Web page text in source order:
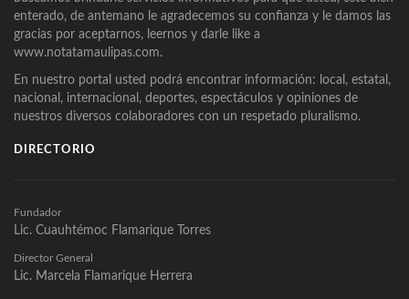
enterado, de antemano le agradecemos su confianza y le damos las
gracias por aceptarnos, leernos y darle like a
www.notatamaulipas.com.
En nuestro portal usted podrá encontrar información: local, estatal,
nacional, internacional, deportes, espectáculos y opiniones de
nuestros diversos colaboradores con un respetado pluralismo.
DIRECTORIO
Fundador
Lic. Cuauhtémoc Flamarique Torres
Director General
Lic. Marcela Flamarique Herrera